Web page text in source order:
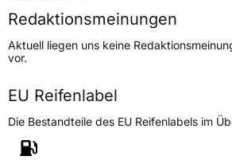
Höchstgeschwindigkeit
270 km/h
Lastindex88
Höchstlast560 kg
Generelle Merkmale
Fahrzeugtyp
Redaktionsmeinungen
Aktuell liegen uns keine
vor.
EU Reifenlabel
Die Bestandteile des EU Reifenlabels im